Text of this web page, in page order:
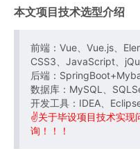
本文项目技术选型介绍
前端：Vue、Vue.js、
CSS3、JavaScript、
后端：
数据库：MySQL、
开发工具：IDEA、
✌关于毕设项目技术实现
询！！！